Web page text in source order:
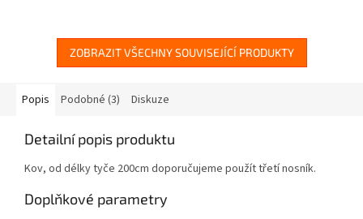
doporučujeme použít...
ZOBRAZIT VŠECHNY SOUVISEJÍCÍ PRODUKTY
Popis Podobné (3) Diskuze
Detailní popis produktu
Kov, od délky tyče 200cm doporučujeme použít třetí nosník.
Doplňkové parametry